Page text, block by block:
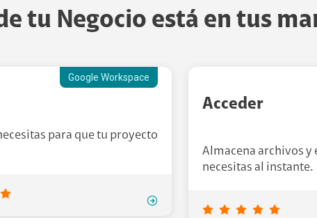
tu Negocio está en tus
Google Workspace
para que tu proyecto
Acceder
Almacena archivos y
necesitas al instante.